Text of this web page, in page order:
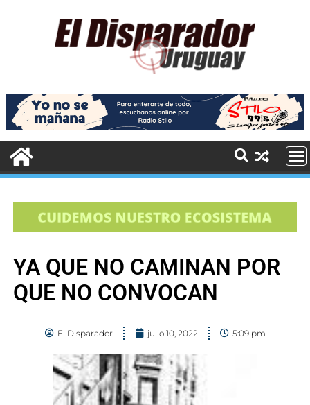
YA QUE NO CAMINAN POR
QUE NO CONVOCAN
El Disparador julio 10, 2022 5:09 pm